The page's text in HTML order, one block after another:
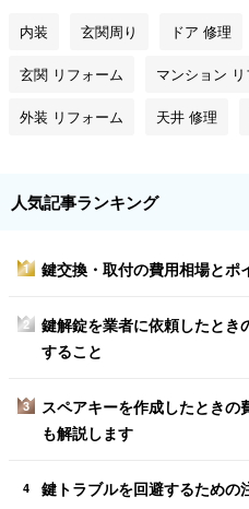
内装 玄関周り ドア 修理
玄関 リフォーム マンション
外装 リフォーム 天井 修理
人気記事ランキング
1 鍵交換・取付の費用相場とポ
2
鍵解錠を業者に依頼したと
すること
3
スペアキーを作成したときの
も解説します
4 鍵トラブルを回避するための